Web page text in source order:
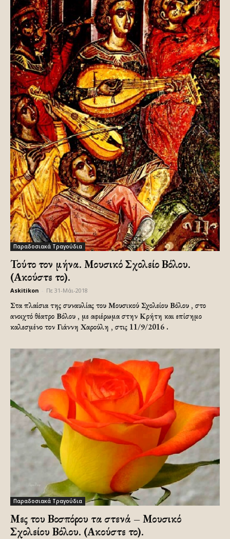
Παραδοσιακά Τραγούδια
Τούτο τον μήνα. Μουσικό Σχολείο Βόλου.
(Ακούστε το).
Askitikon Πε 31-Μάι-2018
Στα πλαίσια της συναυλίας του Μουσικού Σχολείου Βόλου , στο
ανοιχτό θέατρο Βόλου , με αφιέρωμα στην Κρήτη και επίσημο
καλεσμένο τον Γιάννη Χαρούλη , στις 11/9/2016 .
Παραδοσιακά Τραγούδια
Μες του Βοσπόρου τα στενά – Μουσικό
Σχολείου Βόλου. (Ακούστε το).